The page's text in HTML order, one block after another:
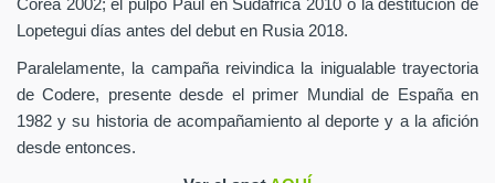
Corea 2002; el pulpo Paul en Sudáfrica 2010 o la destitución de
Lopetegui días antes del debut en Rusia 2018.
Paralelamente, la campaña reivindica la inigualable trayectoria
de Codere, presente desde el primer Mundial de España en
1982 y su historia de acompañamiento al deporte y a la afición
desde entonces.